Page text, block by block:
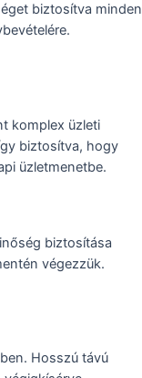
biztosítva minden
komplex üzleti
biztosítva, hogy
üzletmenetbe.
biztosítása
végezzük.
Hosszú távú